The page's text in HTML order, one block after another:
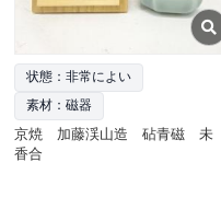
状態：非常によい
素材：磁器
京焼 加藤渓山造 砧青磁 未
香合